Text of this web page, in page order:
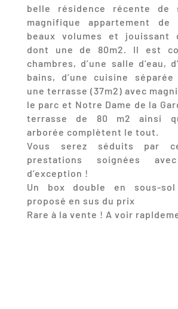
belle résidence récente de
magnifique appartement de
beaux volumes et jouissant
dont une de 80m2. Il est
chambres, d’une salle d’eau,
bains, d’une cuisine
une terrasse (37m2) avec
le parc et Notre Dame de la
terrasse de 80 m2 ainsi
arborée complètent le tout.
Vous serez séduits par
prestations soignées
d’exception !
Un box double en sous-
proposé en sus du prix
Rare à la vente ! A voir